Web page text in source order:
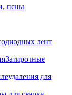
пены
лент
Затирочные
для